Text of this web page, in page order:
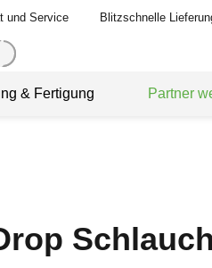
und Service Blitzschnelle
& Fertigung Partner